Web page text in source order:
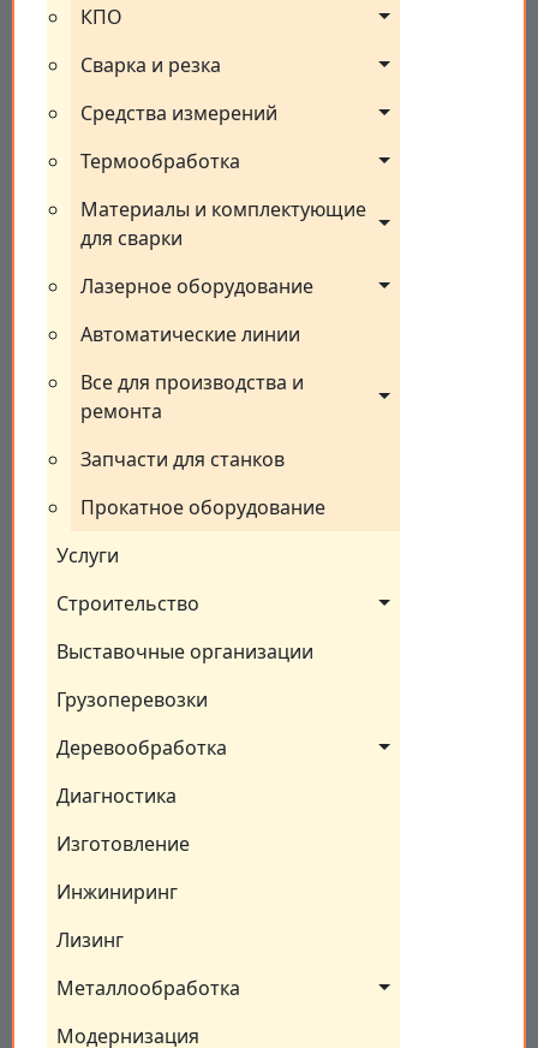
КПО
Сварка и резка
Средства измерений
Термообработка
Материалы и комплектующие
для сварки
Лазерное оборудование
Автоматические линии
Все для производства и
ремонта
Запчасти для станков
Прокатное оборудование
Услуги
Строительство
Выставочные организации
Грузоперевозки
Деревообработка
Диагностика
Изготовление
Инжиниринг
Лизинг
Металлообработка
Модернизация